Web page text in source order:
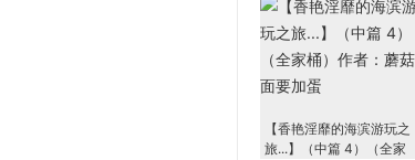
【香艳淫靡的海滨游玩之
旅...】（中篇 4）（全家